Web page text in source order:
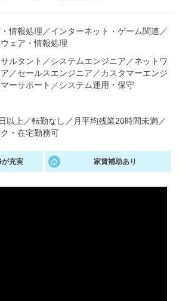
スカウト お知らせ
ポート
！ お役立ち記事・相談室など
情報処理 ／インターネット・ゲーム関連 ／
ェア・情報処理
ルタント ／システムエンジニア ／ネットワ
／セールスエンジニア ／カスタマーエンジ
ーサポート ／システム運用・保守
以上 ／転勤なし ／ 月平均残業20時間未満／
・在宅勤務可
が充実 家賃補助あり